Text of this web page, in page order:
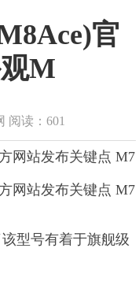
官
M
阅读：601
型号有着于旗舰级